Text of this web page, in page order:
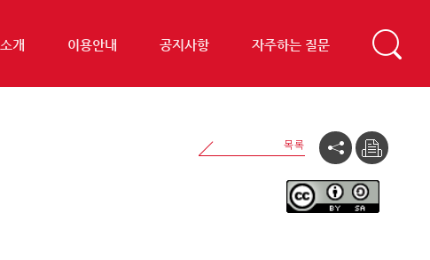
소개 이용안내 공지사항 자주하는 질문